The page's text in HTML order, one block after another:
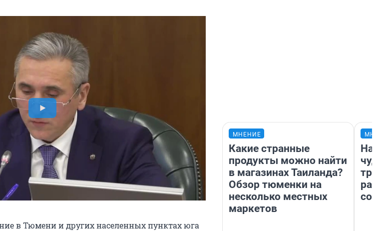
в Тюмени и других населенных пунктах юга
МНЕНИЕ
Какие странные
продукты можно найти
в магазинах Таиланда?
Обзор тюменки на
несколько местных
маркетов